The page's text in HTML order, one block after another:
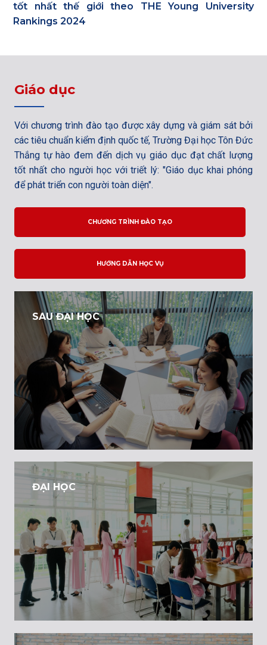
tốt nhất thế giới theo THE Young University
Rankings 2024
Giáo dục
Với chương trình đào tạo được xây dựng và giám sát bởi
các tiêu chuẩn kiểm định quốc tế, Trường Đại học Tôn Đức
Thắng tự hào đem đến dịch vụ giáo dục đạt chất lượng
tốt nhất cho người học với triết lý: "Giáo dục khai phóng
để phát triển con người toàn diện".
CHƯƠNG TRÌNH ĐÀO TẠO
HƯỚNG DẪN HỌC VỤ
SAU ĐẠI HỌC
ĐẠI HỌC